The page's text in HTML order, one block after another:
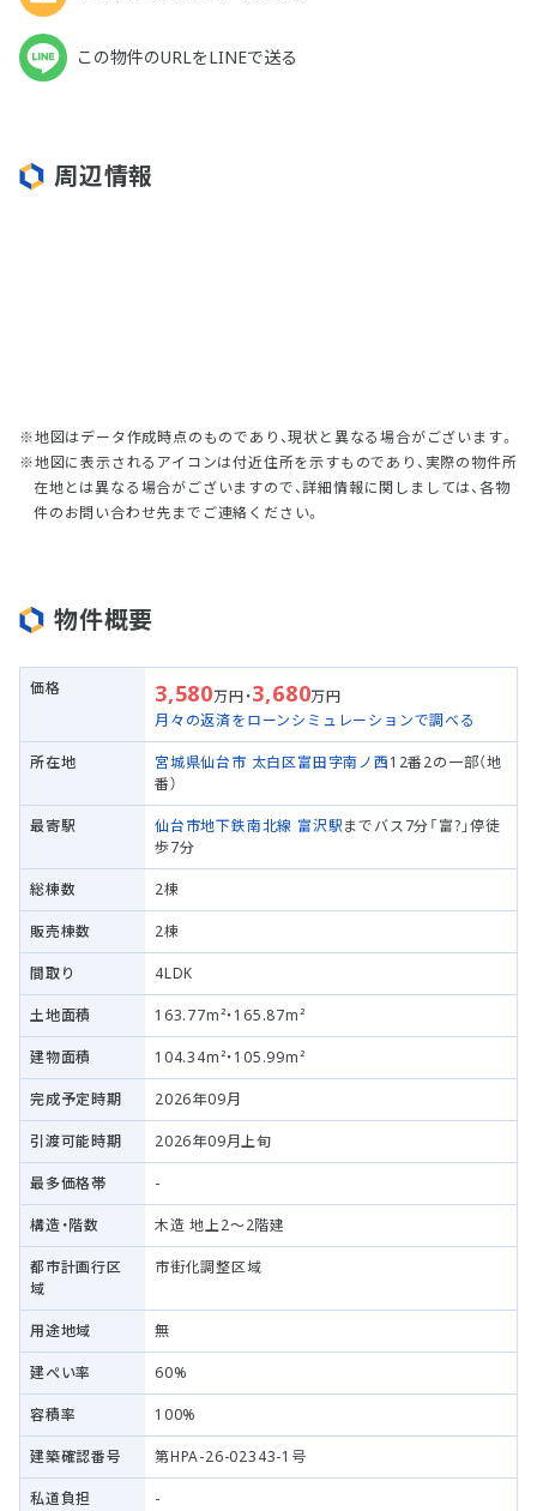
この物件のURLをLINEで送る
周辺情報
地図はデータ作成時点のものであり、現状と異なる場合がございます。
地図に表示されるアイコンは付近住所を示すものであり、実際の物件所
在地とは異なる場合がございますので、詳細情報に関しましては、各物
件のお問い合わせ先までご連絡ください。
物件概要
価格 3,580万円・3,680万円
月々の返済をローンシミュレーションで調べる
所在地 宮城県仙台市 太白区富田字南ノ西12番2の一部（地
番）
最寄駅 仙台市地下鉄南北線 富沢駅までバス7分「富?」停徒
歩7分
総棟数 2棟
販売棟数 2棟
間取り 4LDK
土地面積 163.77m²・165.87m²
建物面積 104.34m²・105.99m²
完成予定時期 2026年09月
引渡可能時期 2026年09月上旬
最多価格帯 -
構造・階数 木造 地上2～2階建
都市計画行区
域
市街化調整区域
用途地域 無
建ぺい率 60%
容積率 100%
建築確認番号 第HPA-26-02343-1号
私道負担 -